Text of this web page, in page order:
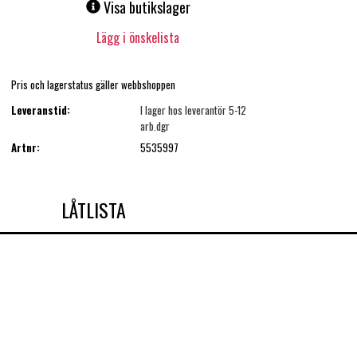
Visa butikslager
Lägg i önskelista
Pris och lagerstatus gäller webbshoppen
Leveranstid:
I lager hos leverantör 5-12
arb.dgr
Artnr:
5535997
LÅTLISTA